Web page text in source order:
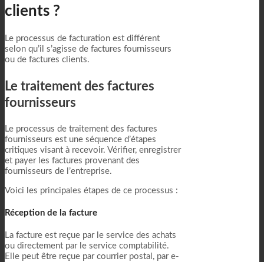
clients ?
Le processus de facturation est différent
selon qu’il s’agisse de factures fournisseurs
ou de factures clients.
Le traitement des factures
fournisseurs
Le processus de traitement des factures
fournisseurs est une séquence d’étapes
critiques visant à recevoir. Vérifier, enregistrer
et payer les factures provenant des
fournisseurs de l’entreprise.
Voici les principales étapes de ce processus :
Réception de la facture
La facture est reçue par le service des achats
ou directement par le service comptabilité.
Elle peut être reçue par courrier postal, par e-